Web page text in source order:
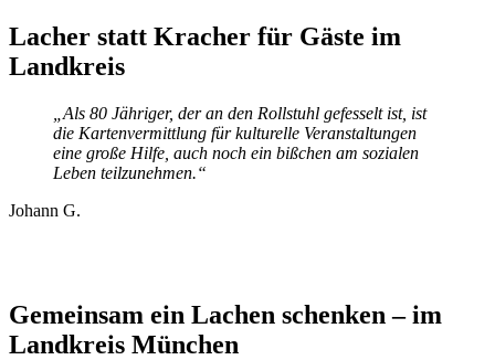
Lacher statt Kracher für Gäste im
Landkreis
„Als 80 Jähriger, der an den Rollstuhl gefesselt ist, ist
die Kartenvermittlung für kulturelle Veranstaltungen
eine große Hilfe, auch noch ein bißchen am sozialen
Leben teilzunehmen.“
Johann G.
Gemeinsam ein Lachen schenken – im
Landkreis München